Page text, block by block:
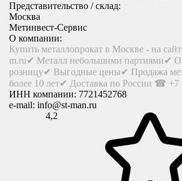
Представительство / склад:
Москва
Метинвест-Сервис
О компании:
Купить металлопрокат в Москве - на
m.ru✔ Металл небольшими партиями✔
розницу✔ Выгодные цены✔ Продажа
более 10 лет✔ Доставка по России ☎ +7
ИНН компании: 7721452768
e-mail: info@st-man.ru
4,2